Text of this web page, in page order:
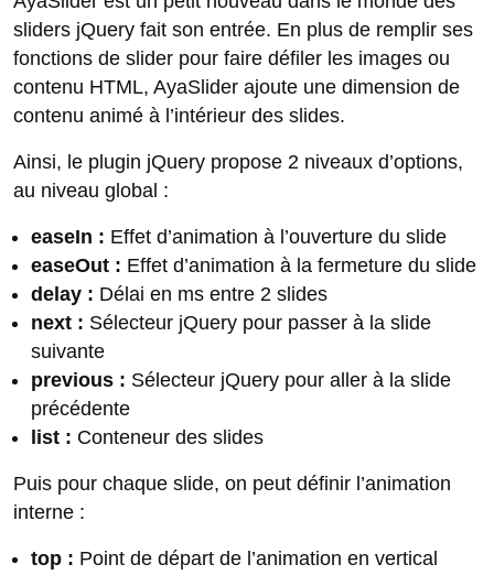
sliders jQuery fait son entrée. En plus de remplir ses
fonctions de slider pour faire défiler les images ou
contenu HTML, AyaSlider ajoute une dimension de
contenu animé à l’intérieur des slides.
Ainsi, le plugin jQuery propose 2 niveaux d’options,
au niveau global :
easeIn : Effet d’animation à l’ouverture du slide
easeOut : Effet d’animation à la fermeture du slide
delay : Délai en ms entre 2 slides
next : Sélecteur jQuery pour passer à la slide
suivante
previous : Sélecteur jQuery pour aller à la slide
précédente
list : Conteneur des slides
Puis pour chaque slide, on peut définir l’animation
interne :
top : Point de départ de l’animation en vertical